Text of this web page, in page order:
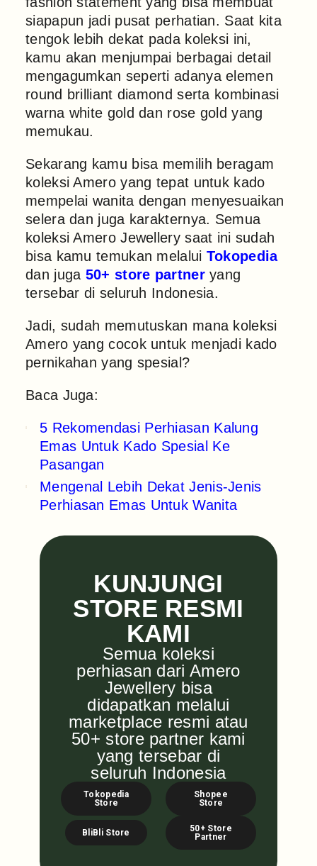
siapapun jadi pusat perhatian. Saat kita
tengok lebih dekat pada koleksi ini,
kamu akan menjumpai berbagai detail
mengagumkan seperti adanya elemen
round brilliant diamond serta kombinasi
warna white gold dan rose gold yang
memukau.
Sekarang kamu bisa memilih beragam
koleksi Amero yang tepat untuk kado
mempelai wanita dengan menyesuaikan
selera dan juga karakternya. Semua
koleksi Amero Jewellery saat ini sudah
bisa kamu temukan melalui Tokopedia
dan juga 50+ store partneryang
tersebar di seluruh Indonesia.
Jadi, sudah memutuskan mana koleksi
Amero yang cocok untuk menjadi kado
pernikahan yang spesial?
Baca Juga:
5 Rekomendasi Perhiasan Kalung
Emas Untuk Kado Spesial Ke
Pasangan
Mengenal Lebih Dekat Jenis-Jenis
Perhiasan Emas Untuk Wanita
KUNJUNGI
STORE RESMI
KAMI
Semua koleksi
perhiasan dari Amero
Jewellery bisa
didapatkan melalui
marketplace resmi atau
50+ store partner kami
yang tersebar di
seluruh Indonesia
BliBli Store
50+ Store
Partner
Tokopedia
Store
Shopee
Store